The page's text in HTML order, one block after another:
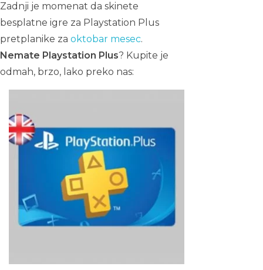
Zadnji je momenat da skinete
besplatne igre za Playstation Plus
pretplanike za oktobar mesec.
Nemate Playstation Plus? Kupite je
odmah, brzo, lako preko nas: